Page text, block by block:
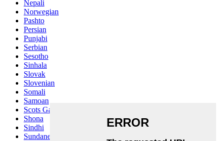
Nepali
Norwegian
Pashto
Persian
Punjabi
Serbian
Sesotho
Sinhala
Slovak
Slovenian
Somali
Samoan
Scots Gaelic
Shona
Sindhi
Sundanese